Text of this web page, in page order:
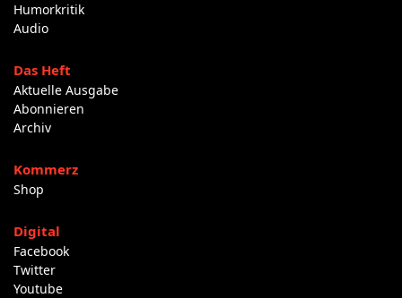
Humorkritik
Audio
Das Heft
Aktuelle Ausgabe
Abonnieren
Archiv
Kommerz
Shop
Digital
Facebook
Twitter
Youtube